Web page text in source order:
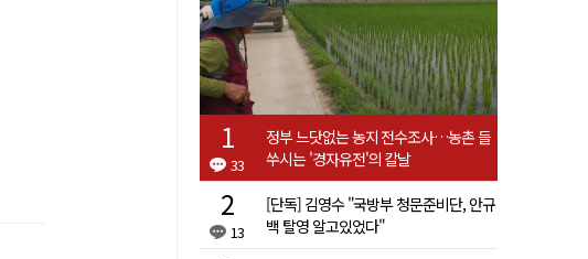
33
정부 느닷없는 농지 전수조사…농촌 들
쑤시는 '경자유전'의 칼날
13
[단독] 김영수 "국방부 청문준비단, 안규
백 탈영 알고있었다"